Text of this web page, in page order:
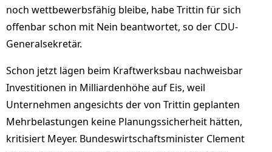
noch wettbewerbsfähig bleibe, habe Trittin für sich
offenbar schon mit Nein beantwortet, so der CDU-
Generalsekretär.
Schon jetzt lägen beim Kraftwerksbau nachweisbar
Investitionen in Milliardenhöhe auf Eis, weil
Unternehmen angesichts der von Trittin geplanten
Mehrbelastungen keine Planungssicherheit hätten,
kritisiert Meyer. Bundeswirtschaftsminister Clement